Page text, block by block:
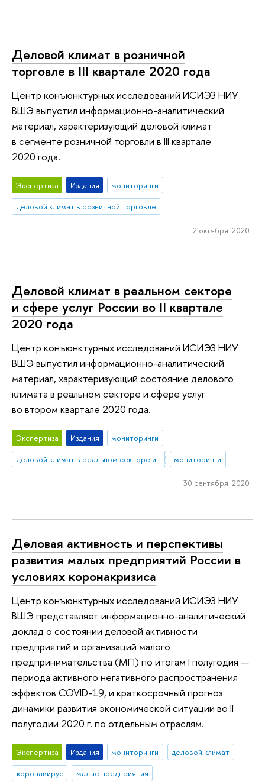
Деловой климат в розничной
торговле в III квартале 2020 года
Центр конъюнктурных исследований ИСИЭЗ НИУ
ВШЭ выпустил информационно-аналитический
материал, характеризующий деловой климат
в сегменте розничной торговли в III квартале
2020 года.
Экспертиза Издания
мониторинги
деловой климат в розничной торговле
2 октября 2020
Деловой климат в реальном секторе
и сфере услуг России во II квартале
2020 года
Центр конъюнктурных исследований ИСИЭЗ НИУ
ВШЭ выпустил информационно-аналитический
материал, характеризующий состояние делового
климата в реальном секторе и сфере услуг
во втором квартале 2020 года.
Экспертиза Издания
мониторинги
деловой климат в реальном секторе и сфере услуг
мониторинги
30 сентября 2020
Деловая активность и перспективы
развития малых предприятий России в
условиях коронакризиса
Центр конъюнктурных исследований ИСИЭЗ НИУ
ВШЭ представляет информационно-аналитический
доклад о состоянии деловой активности
предприятий и организаций малого
предпринимательства (МП) по итогам I полугодия —
периода активного негативного распространения
эффектов COVID-19, и краткосрочный прогноз
динамики развития экономической ситуации во II
полугодии 2020 г. по отдельным отраслям.
Экспертиза Издания мониторинги
деловой климат
коронавирус
малые предприятия